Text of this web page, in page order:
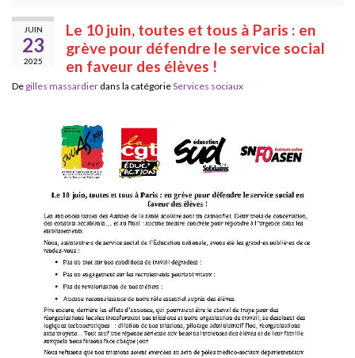
JUIN
23
2025
Le 10 juin, toutes et tous à Paris : en
grève pour défendre le service social
en faveur des élèves !
De gilles massardier dans la catégorieServices sociaux